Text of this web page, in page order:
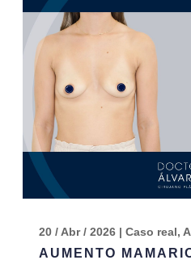
AUMENTO
20 / Abr / 2026| Caso real,